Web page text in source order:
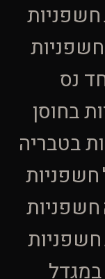
חשפניות
חשפניות
נס
בחוסן
בטבריה
חשפניות
חשפניות
חשפניות